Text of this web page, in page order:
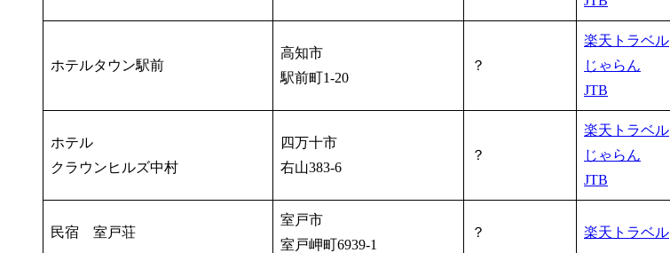
ホテルタウン駅前
高知市
駅前町1-20
？
楽天トラベル
じゃらん
JTB
ホテル
クラウンヒルズ中村
四万十市
右山383-6
？
楽天トラベル
じゃらん
JTB
民宿 室戸荘
室戸市
室戸岬町6939-1
？ 楽天トラベル